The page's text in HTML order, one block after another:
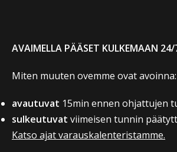
AVAIMELLA PÄÄSET KULKEMAAN
Miten muuten ovemme ovat avoinna:
avautuvat 15min ennen ohjattujen
sulkeutuvat viimeisen tunnin
Katso ajat varauskalenteristamme.